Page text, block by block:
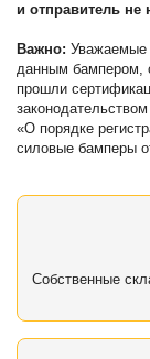
и отправитель не
Важно: Уважаемые
данным бампером,
прошли
«О порядке
силовые бамперы
Собственные